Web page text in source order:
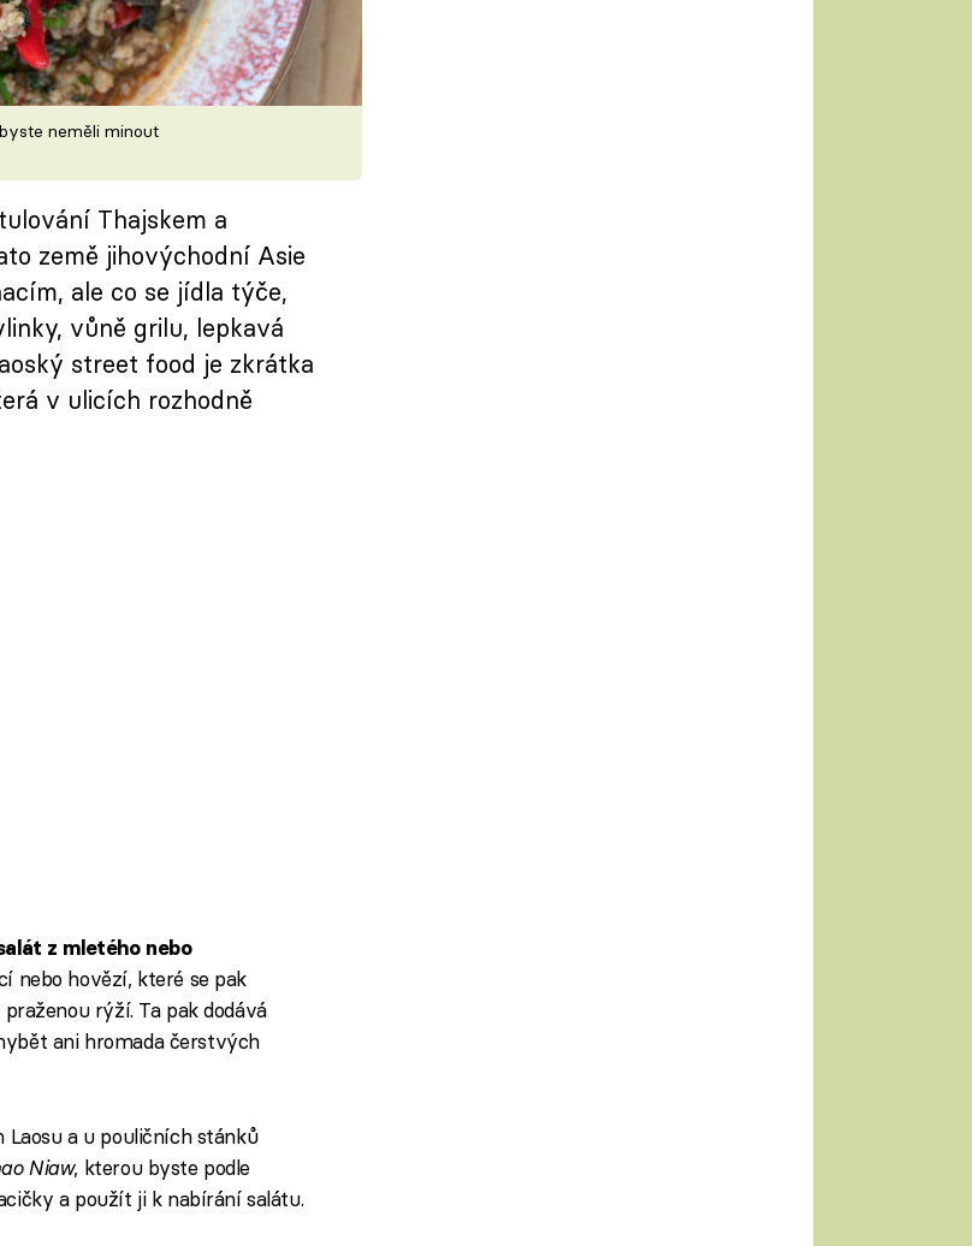
neměli minout
Thajskem a
země jihovýchodní Asie
ale co se jídla týče,
vůně grilu, lepkavá
street food je zkrátka
v ulicích rozhodně
z mletého nebo
nebo hovězí, které se pak
rýží. Ta pak dodává
ani hromada čerstvých
a u pouličních stánků
Niaw, kterou byste podle
a použít ji k nabírání salátu.